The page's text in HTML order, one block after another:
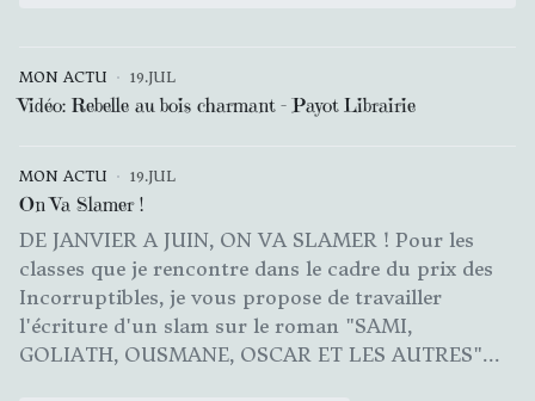
MON ACTU 19.JUL
Vidéo: Rebelle au bois charmant - Payot Librairie
MON ACTU 19.JUL
On Va Slamer !
DE JANVIER A JUIN, ON VA SLAMER ! Pour les
classes que je rencontre dans le cadre du prix des
Incorruptibles, je vous propose de travailler
l'écriture d'un slam sur le roman "SAMI,
GOLIATH, OUSMANE, OSCAR ET LES AUTRES"...